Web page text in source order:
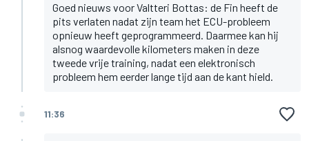
Goed nieuws voor Valtteri Bottas: de Fin heeft de
pits verlaten nadat zijn team het ECU-probleem
opnieuw heeft geprogrammeerd. Daarmee kan hij
alsnog waardevolle kilometers maken in deze
tweede vrije training, nadat een elektronisch
probleem hem eerder lange tijd aan de kant hield.
11:36